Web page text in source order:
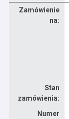
Zamówienie
na:
Stan
zamówienia:
Numer